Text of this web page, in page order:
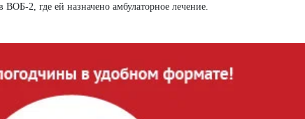
2, где ей назначено амбулаторное лечение.